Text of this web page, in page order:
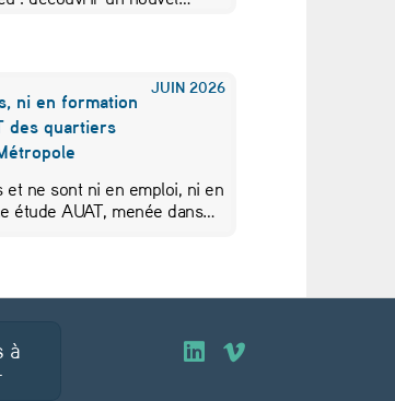
JUIN 2026
ni en formation
des quartiers
et ne sont ni en emploi, ni en
étude AUAT, menée dans…
à
O